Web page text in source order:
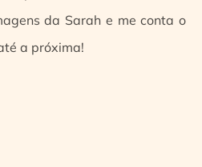
da Sarah e me conta o
a próxima!